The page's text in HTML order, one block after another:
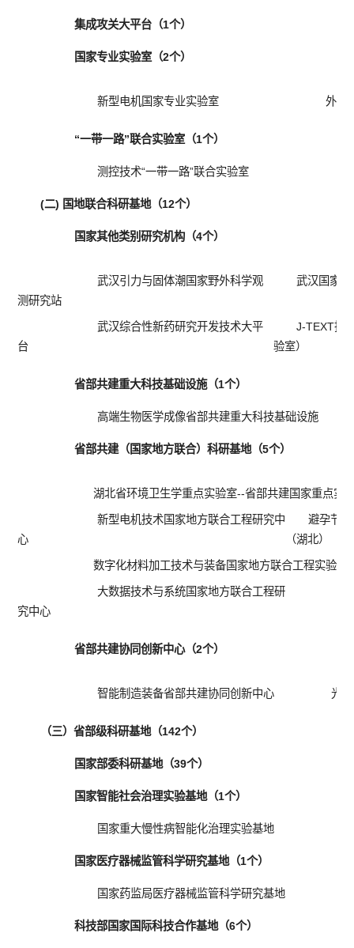
集成攻关大平台（1个）
国家专业实验室（2个）
新型电机国家专业实验室 外存
“一带一路”联合实验室（1个）
测控技术“一带一路”联合实验室
(二) 国地联合科研基地（12个）
国家其他类别研究机构（4个）
武汉引力与固体潮国家野外科学观
测研究站
武汉国家
武汉综合性新药研究开发技术大平
台
J-TEXT托
验室）
省部共建重大科技基础设施（1个）
高端生物医学成像省部共建重大科技基础设施
省部共建（国家地方联合）科研基地（5个）
湖北省环境卫生学重点实验室--省部共建国家重点实验
新型电机技术国家地方联合工程研究中
心
避孕节
（湖北）
数字化材料加工技术与装备国家地方联合工程实验室
大数据技术与系统国家地方联合工程研
究中心
省部共建协同创新中心（2个）
智能制造装备省部共建协同创新中心 光
（三）省部级科研基地（142个）
国家部委科研基地（39个）
国家智能社会治理实验基地（1个）
国家重大慢性病智能化治理实验基地
国家医疗器械监管科学研究基地（1个）
国家药监局医疗器械监管科学研究基地
科技部国家国际科技合作基地（6个）